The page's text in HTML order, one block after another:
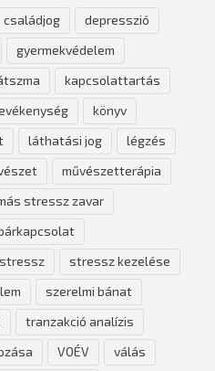
családjog
depresszió
gyermekvédelem
kapcsolattartás
könyv
láthatási jog
légzés
művészetterápia
stressz zavar
stressz
stressz kezelése
szerelmi bánat
tranzakció analízis
VOÉV
válás